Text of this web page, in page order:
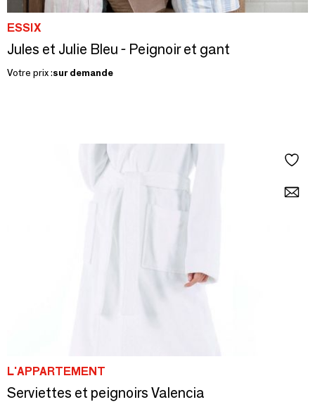
ESSIX
Jules et Julie Bleu - Peignoir et gant
Votre prix :sur demande
L'APPARTEMENT
Serviettes et peignoirs Valencia